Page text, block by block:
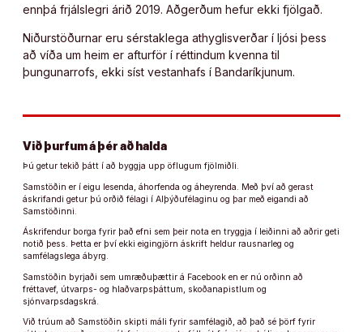
ennþá frjálslegri árið 2019. Aðgerðum hefur ekki fjölgað.
Niðurstöðurnar eru sérstaklega athyglisverðar í ljósi þess
að víða um heim er afturför í réttindum kvenna til
þungunarrofs, ekki síst vestanhafs í Bandaríkjunum.
Við þurfum á þér að halda
Þú getur tekið þátt í að byggja upp öflugum fjölmiðli.
Samstöðin er í eigu lesenda, áhorfenda og áheyrenda. Með því að gerast
áskrifandi getur þú orðið félagi í Alþýðufélaginu og þar með eigandi að
Samstöðinni.
Áskrifendur borga fyrir það efni sem þeir nota en tryggja í leiðinni að aðrir geti
notið þess. Þetta er því ekki eigingjörn áskrift heldur rausnarleg og
samfélagslega ábyrg.
Samstöðin byrjaði sem umræðuþættir á Facebook en er nú orðinn að
fréttavef, útvarps- og hlaðvarpsþáttum, skoðanapistlum og
sjónvarpsdagskrá.
Við trúum að Samstöðin skipti máli fyrir samfélagið, að það sé þörf fyrir